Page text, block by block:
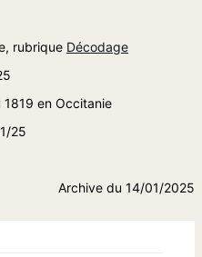
rubrique Décodage
en Occitanie
25
Archive du 14/01/2025